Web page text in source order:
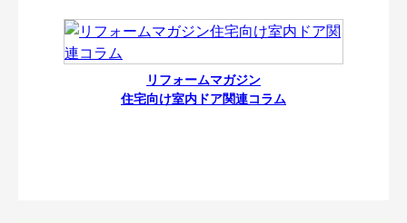
リフォームマガジン
住宅向け室内ドア関連コラム